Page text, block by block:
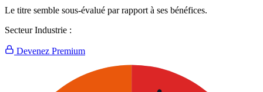
Le titre semble sous-évalué par rapport à ses bénéfices.
Secteur Industrie :
Devenez Premium